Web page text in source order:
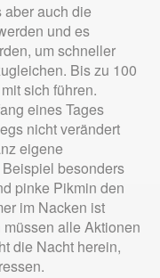
aber auch die
und es
um schneller
Bis zu 100
sich führen.
eines Tages
nicht verändert
eigene
besonders
pinke Pikmin den
im Nacken ist
alle Aktionen
die Nacht herein,